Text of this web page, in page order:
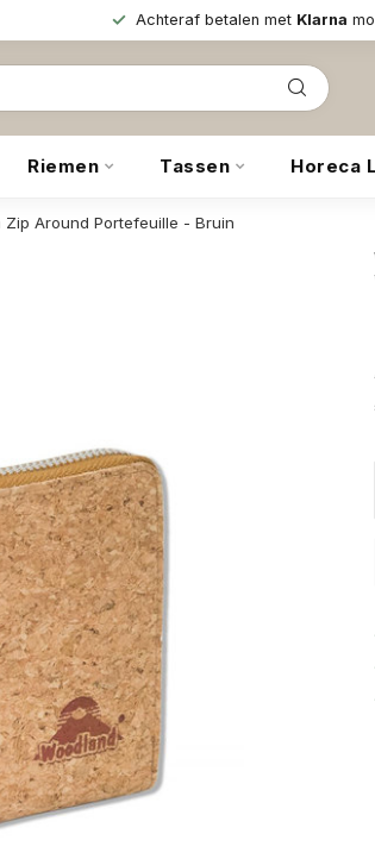
Achteraf betalen met Klarna
Riemen Tassen Horeca
Zip Around Portefeuille - Bruin